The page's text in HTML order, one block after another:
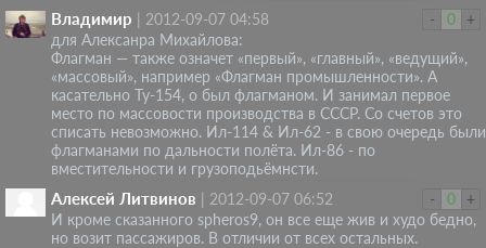
-
0 +
Владимир
2012-09-07 04:58
для Алексанра Михайлова:
Флагман — также означет «первый», «главный», «ведущий»,
«массовый», например «Флагман промышленности». А
касательно Ту-154, о был флагманом. И занимал первое
место по массовости производства в СССР. Со счетов это
списать невозможно. Ил-114 & Ил-62 - в свою очередь были
флагманами по дальности полёта. Ил-86 - по
вместительности и грузоподьёмнсти.
-
0 +
Алексей Литвинов
2012-09-07 06:52
И кроме сказанного spheros9, он все еще жив и худо бедно,
но возит пассажиров. В отличии от всех остальных.